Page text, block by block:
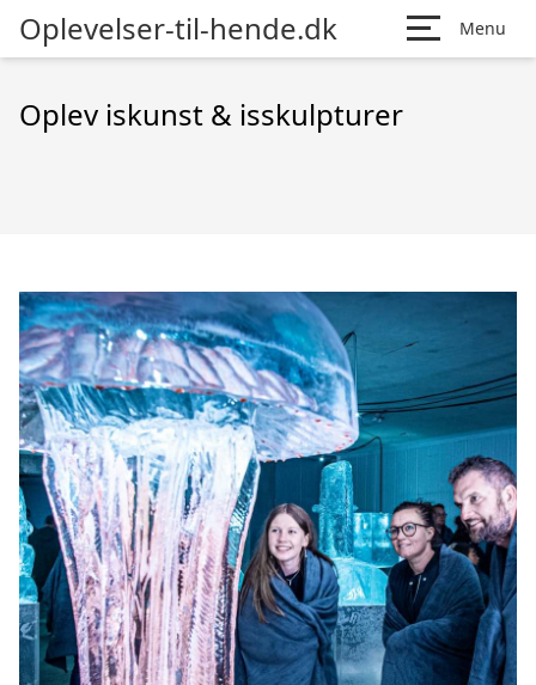
Oplevelser-til-hende.dk Menu
Oplev iskunst & isskulpturer